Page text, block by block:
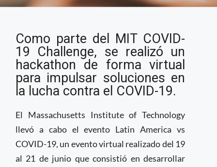
mexicanos entre los
ganadores del
Hackathon vs COVID-
19 que organizó el MIT
Como parte del MIT COVID-
19 Challenge, se realizó un
hackathon de forma virtual
para impulsar soluciones en
la lucha contra el COVID-19.
El Massachusetts Institute of Technology
llevó a cabo el evento Latin America vs
COVID-19, un evento virtual realizado del 19
al 21 de junio que consistió en desarrollar